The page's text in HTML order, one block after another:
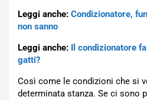
Leggi anche: Condizionatore,
non sanno
Leggi anche:
Il condizionatore
gatti?
Così come le condizioni che si
determinata stanza. Se ci sono